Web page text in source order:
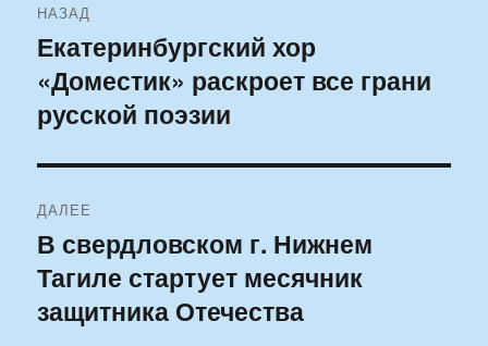
по
записям
НАЗАД
Предыдущая
запись:
Екатеринбургский хор
«Доместик» раскроет все грани
русской поэзии
ДАЛЕЕ
Следующая
запись:
В свердловском г. Нижнем
Тагиле стартует месячник
защитника Отечества